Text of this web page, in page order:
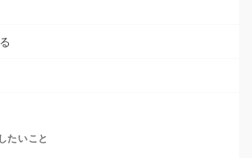
たいこと